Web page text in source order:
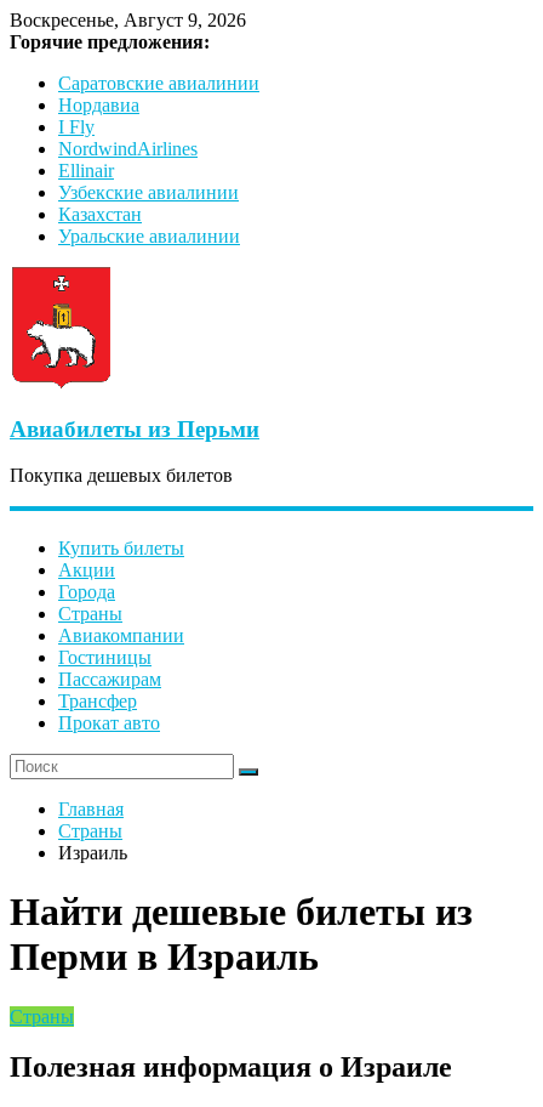
Воскресенье, Август 9, 2026
Горячие предложения:
Саратовские авиалинии
Нордавиа
I Fly
NordwindAirlines
Ellinair
Узбекские авиалинии
Казахстан
Уральские авиалинии
Авиабилеты из Перьми
Покупка дешевых билетов
Купить билеты
Акции
Города
Страны
Авиакомпании
Гостиницы
Пассажирам
Трансфер
Прокат авто
Главная
Страны
Израиль
Найти дешевые билеты из
Перми в Израиль
Страны
Полезная информация о Израиле